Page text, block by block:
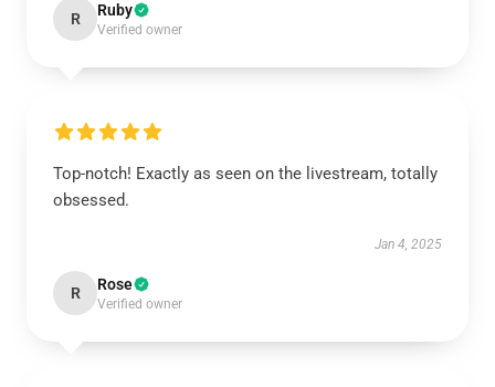
R Ruby
Verified owner
Top-notch! Exactly as seen on the livestream, totally
obsessed.
Jan 4, 2025
R Rose
Verified owner